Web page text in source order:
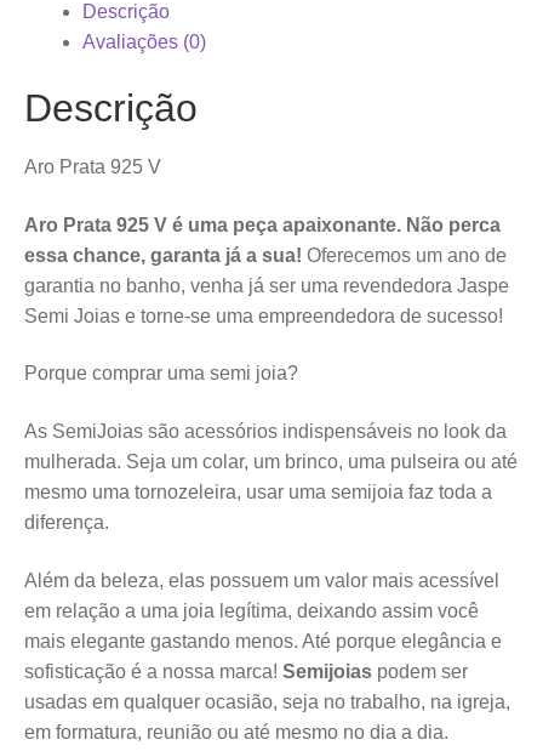
Descrição
Avaliações (0)
Descrição
Aro Prata 925 V
Aro Prata 925 V é uma peça apaixonante. Não perca
essa chance, garanta já a sua! Oferecemos um ano de
garantia no banho, venha já ser uma revendedora Jaspe
Semi Joias e torne-se uma empreendedora de sucesso!
Porque comprar uma semi joia?
As SemiJoias são acessórios indispensáveis no look da
mulherada. Seja um colar, um brinco, uma pulseira ou até
mesmo uma tornozeleira, usar uma semijoia faz toda a
diferença.
Além da beleza, elas possuem um valor mais acessível
em relação a uma joia legítima, deixando assim você
mais elegante gastando menos. Até porque elegância e
sofisticação é a nossa marca! Semijoias podem ser
usadas em qualquer ocasião, seja no trabalho, na igreja,
em formatura, reunião ou até mesmo no dia a dia.